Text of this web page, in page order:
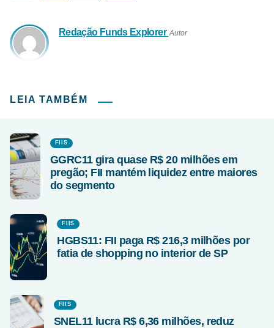
Redação Funds Explorer Autor
LEIA TAMBÉM
FIIS
GGRC11 gira quase R$ 20 milhões em
pregão; FII mantém liquidez entre maiores
do segmento
FIIS
HGBS11: FII paga R$ 216,3 milhões por
fatia de shopping no interior de SP
FIIS
SNEL11 lucra R$ 6,36 milhões, reduz